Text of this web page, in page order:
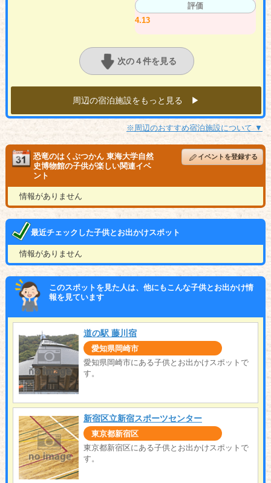
評価
4.13
次の４件を見る
周辺の宿泊施設をもっと見る ▶︎
※周辺のおすすめ宿泊施設について ▼
恐竜のはくぶつかん 東海大学自然
史博物館の子供が楽しい関連イベ
ント
イベントを登録する
情報がありません
最近チェックした子供とお出かけスポット
情報がありません
このスポットを見た人は、他にもこんな子供とお出かけ情
報を見ています
道の駅 藤川宿
愛知県岡崎市
愛知県岡崎市にある子供とお出かけスポットで
す。
新宿区立新宿スポーツセンター
東京都新宿区
東京都新宿区にある子供とお出かけスポットで
す。